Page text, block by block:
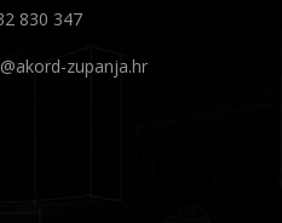
830 347
zupanja.hr